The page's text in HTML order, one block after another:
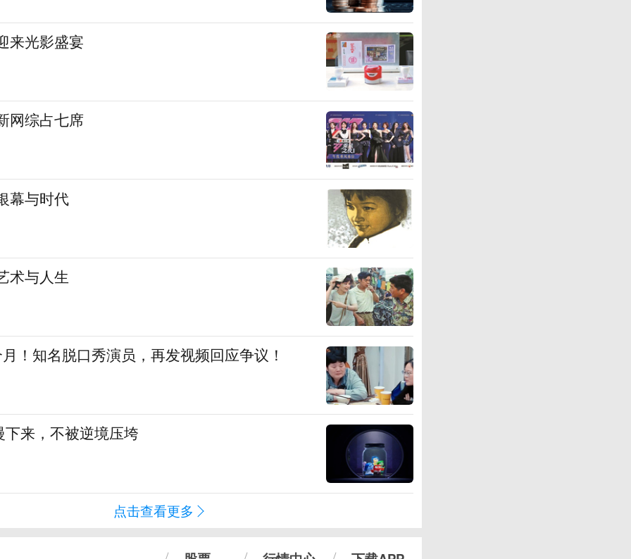
来光影盛宴
网综占七席
幕与时代
术与人生
！知名脱口秀演员，再发视频回应争议！
来，不被逆境压垮
点击查看更多